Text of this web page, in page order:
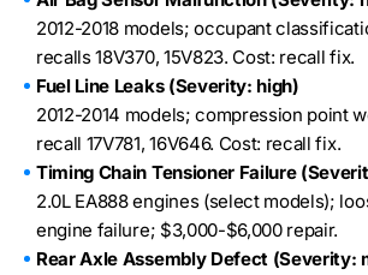
2012-2018 models; occupant
recalls 18V370, 15V823. Cost: recall fix.
Fuel Line Leaks (Severity: high)
2012-2014 models; compression point
recall 17V781, 16V646. Cost: recall fix.
Timing Chain Tensioner Failure
2.0L EA888 engines (select models);
engine failure; $3,000-$6,000 repair.
Rear Axle Assembly Defect (Severity: